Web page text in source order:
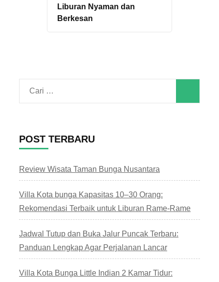
Liburan Nyaman dan
Berkesan
Cari
untuk:
POST TERBARU
Review Wisata Taman Bunga Nusantara
Villa Kota bunga Kapasitas 10–30 Orang:
Rekomendasi Terbaik untuk Liburan Rame-Rame
Jadwal Tutup dan Buka Jalur Puncak Terbaru:
Panduan Lengkap Agar Perjalanan Lancar
Villa Kota Bunga Little Indian 2 Kamar Tidur: